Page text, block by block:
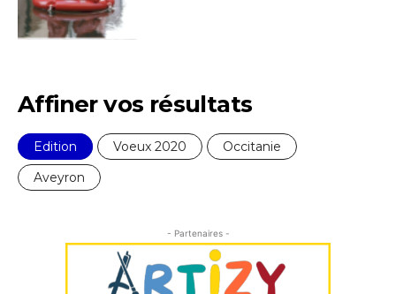
Affiner vos résultats
Edition Voeux 2020
Occitanie
Aveyron
- Partenaires -